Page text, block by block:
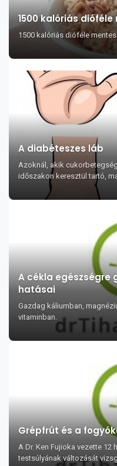
1500 kalóriás
1500 kalóriás dióféle mentes
A diabéteszes láb
Azoknál, akik
időszakon keresztül tartó,
A cékla
hatásai
Gazdag káliumban,
vitaminban.
Grépfrút és a
A Dr. Ken Fujioka vezette 12
testsúlyának változását